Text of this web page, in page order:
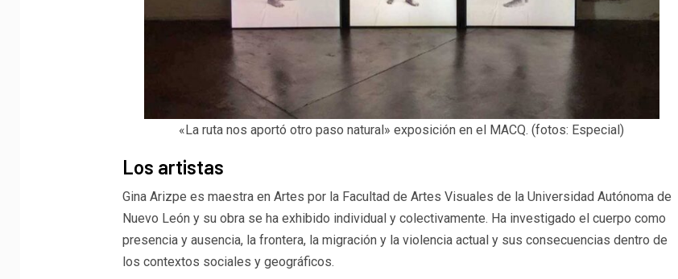
«La ruta nos aportó otro paso natural» exposición en el MACQ. (fotos: Especial)
Los artistas
Gina Arizpe es maestra en Artes por la Facultad de Artes Visuales de la Universidad Autónoma de
Nuevo León y su obra se ha exhibido individual y colectivamente. Ha investigado el cuerpo como
presencia y ausencia, la frontera, la migración y la violencia actual y sus consecuencias dentro de
los contextos sociales y geográficos.